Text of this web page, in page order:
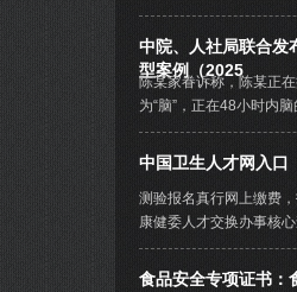
中院、人社局联合发
型案例（2025
陈某家眷诉称，陈某正
为“脑”，正在48小时内脑
中国卫生人才网入口
测验报名真行网上缴费
康健委人才交换办事核心
食品安全专项证书：